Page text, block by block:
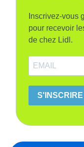
Inscrivez-vous
pour recevoir
de chez Lidl.
S'INSCRIRE